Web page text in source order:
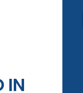
IN